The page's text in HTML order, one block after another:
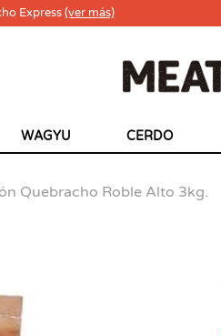
Express(ver más)
WAGYU CERDO
Quebracho Roble Alto 3kg.